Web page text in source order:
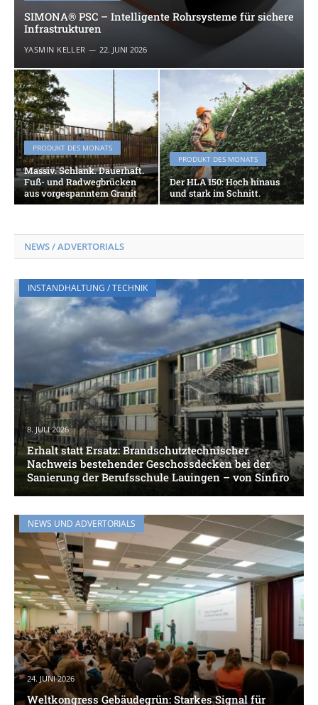
SIMONA® PSC – Intelligente Rohrsysteme für sichere
Infrastrukturen
YASMIN KELLER 22. JUNI 2026
PRODUKT DES MONATS
Massiv. Schlank. Dauerhaft.
Fuß- und Radwegbrücken
aus vorgespanntem Granit
PRODUKT DES MONATS
Der HLA 150: Hoch hinaus
und stark im Schnitt.
NEWS / ADVERTORIALS
INSTANDHALTUNG / TECHNIK
8. JULI 2026
Erhalt statt Ersatz: Brandschutztechnischer
Nachweis bestehender Geschossdecken bei der
Sanierung der Berufsschule Lauingen – von Sinfiro
NEWS UND ADVERTORIALS
24. JUNI 2026
Weltkongress Gebäudegrün: Starkes Signal für